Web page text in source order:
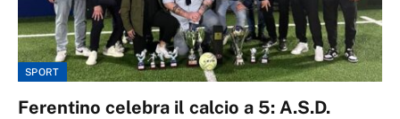
SPORT
Ferentino celebra il calcio a 5: A.S.D.